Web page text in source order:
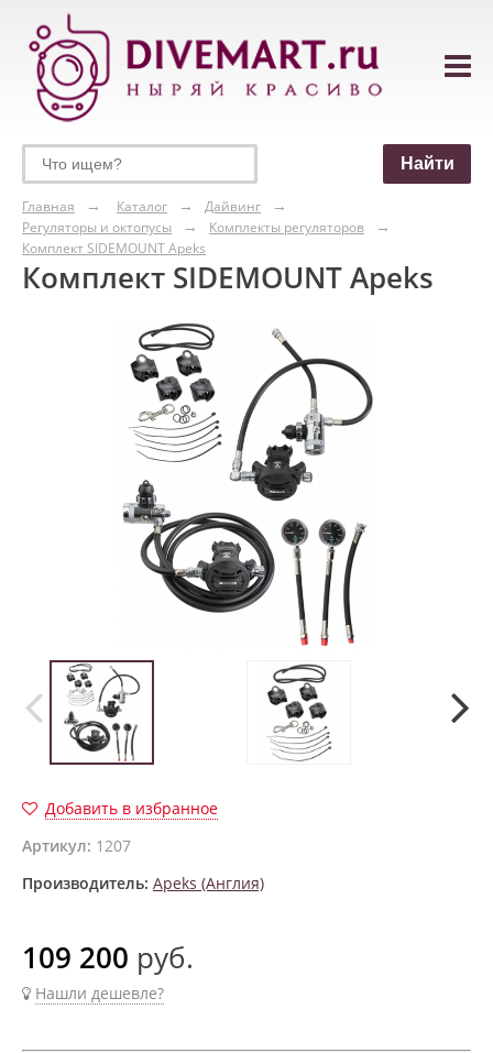
Главная Каталог
Дайвинг
Регуляторы и октопусы
Комплекты регуляторов
Комплект SIDEMOUNT Apeks
Комплект SIDEMOUNT Apeks
Добавить в избранное
Артикул: 1207
Производитель: Apeks (Англия)
109 200 руб.
Нашли дешевле?